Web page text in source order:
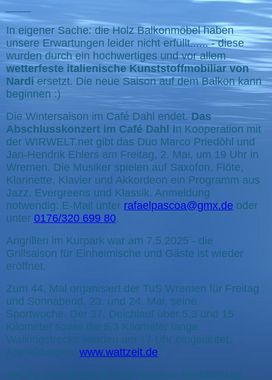
In eigener Sache: die Holz Balkonmöbel haben
unsere Erwartungen leider nicht erfüllt...... - diese
wurden durch ein hochwertiges und vor allem
wetterfeste italienische Kunststoffmobiliar von
Nardi ersetzt. Die neue Saison auf dem Balkon kann
beginnen :)
Die Wintersaison im Café Dahl endet. Das
Abschlusskonzert im Café Dahl in Kooperation mit
der WIRWELT.net gibt das Duo Marco Priedöhl und
Jan-Hendrik Ehlers am Freitag, 2. Mai, um 19 Uhr in
Wremen. Die Musiker spielen auf Saxofon, Flöte,
Klarinette, Klavier und Akkordeon ein Programm aus
Jazz, Evergreens und Klassik. Anmeldung
notwendig: E-Mail unter rafaelpascoa@gmx.de oder
unter 0176/320 699 80.
Angrillen im Kurpark war am 7.5.2025 - die
Grillsaison für Einheimische und Gäste ist wieder
eröffnet.
Zum 44. Mal organisiert der TuS Wremen für Freitag
und Sonnabend, 23. und 24. Mai, seine
Sportwoche. Der 37. Deichlauf über 5,3 und 15
Kilometer sowie die 5,3 Kilometer lange
Walkingstrecke werden um 17 Uhr eingeläutet.
Anmeldungen: www.wattzeit.de